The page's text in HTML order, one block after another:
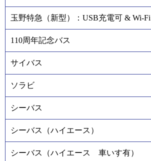
玉野特急（新型）：USB充電可 & Wi-Fi
110周年記念バス
サイバス
ソラビ
シーバス
シーバス（ハイエース）
シーバス（ハイエース 車いす有）